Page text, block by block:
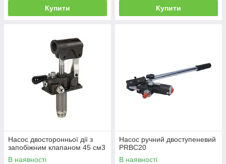
Купити Купити
Насос двосторонньої дії з
запобіжним клапаном 45 см3
В наявності
Насос ручний двоступеневий
PRBC20
В наявності